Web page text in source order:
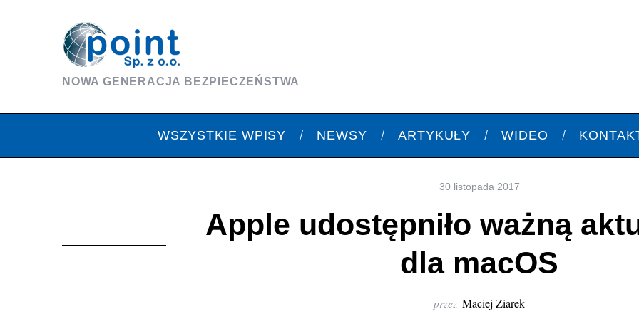
NOWA GENERACJA BEZPIECZEŃSTWA
WSZYSTKIE WPISY NEWSY ARTYKUŁY WIDEO
30 listopada 2017
Apple udostępniło ważną
dla macOS
przez Maciej Ziarek